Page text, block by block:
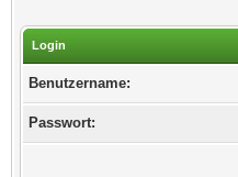
Login
Benutzername:
Passwort: